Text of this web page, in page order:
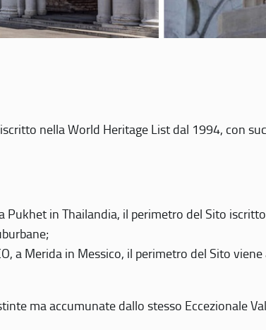
nella World Heritage List dal 1994, con
in Thailandia, il perimetro del Sito
a Merida in Messico, il perimetro del Sito
ma accumunate dallo stesso Eccezionale